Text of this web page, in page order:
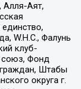
Алля-Аят,
W.H.С., Фалунь
клуб-
союз, Фонд
Штабы
округа г.